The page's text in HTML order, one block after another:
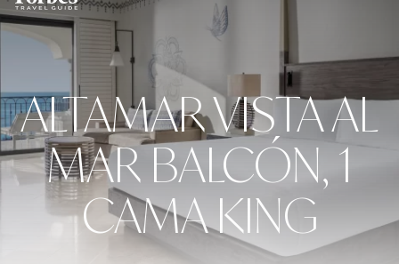
ALTAMAR VISTA AL
MAR BALCÓN, 1
CAMA KING